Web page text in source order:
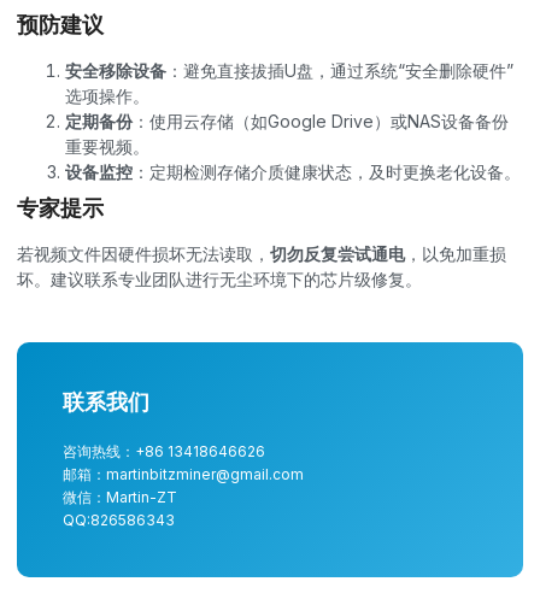
预防建议
安全移除设备 ：避免直接拔插U盘，通过系统“安全删除硬件”
选项操作。
定期备份：使用云存储（如Google Drive）或NAS设备备份
重要视频。
设备监控 ：定期检测存储介质健康状态，及时更换老化设备。
专家提示
若视频文件因硬件损坏无法读取， 切勿反复尝试通电，以免加重损
坏。建议联系专业团队进行无尘环境下的芯片级修复。
联系我们
咨询热线：+86 13418646626
邮箱：martinbitzminer@gmail.com
微信：Martin-ZT
QQ:826586343